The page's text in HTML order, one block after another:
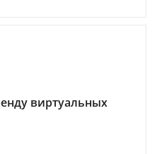
виртуальных